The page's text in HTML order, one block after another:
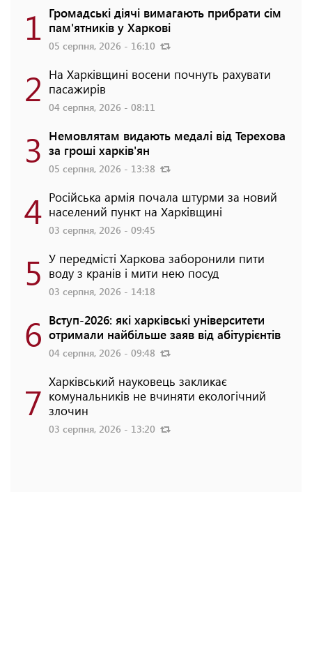
1 Громадські діячі вимагають прибрати сім
пам'ятників у Харкові
05 серпня, 2026 - 16:10
2 На Харківщині восени почнуть рахувати
пасажирів
04 серпня, 2026 - 08:11
3 Немовлятам видають медалі від Терехова
за гроші харків'ян
05 серпня, 2026 - 13:38
4 Російська армія почала штурми за новий
населений пункт на Харківщині
03 серпня, 2026 - 09:45
5 У передмісті Харкова заборонили пити
воду з кранів і мити нею посуд
03 серпня, 2026 - 14:18
6 Вступ-2026: які харківські університети
отримали найбільше заяв від абітурієнтів
04 серпня, 2026 - 09:48
7 Харківський науковець закликає
комунальників не вчиняти екологічний
злочин
03 серпня, 2026 - 13:20